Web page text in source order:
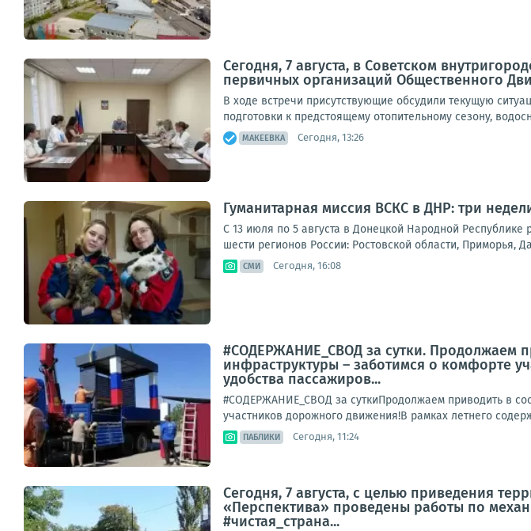
Сегодня, 7 августа, в Советском
первичных организаций Общественного
В ходе встречи присутствующие обсудили текущую
подготовки к предстоящему отопительному сезону,
МАКЕЕВКА Сегодня, 13:26
Гуманитарная миссия ВСКС в ДНР: три
С 13 июля по 5 августа в Донецкой Народной Республике
шести регионов России: Ростовской области, Приморья,
СМИ Сегодня, 16:08
#СОДЕРЖАНИЕ_СВОД за сутки. Продолжаем
инфраструктуры – заботимся о комфорте
удобства пассажиров...
#СОДЕРЖАНИЕ_СВОД за суткиПродолжаем приводить в
участников дорожного движения!В рамках летнего
ПАБЛИКИ Сегодня, 11:24
Сегодня, 7 августа, с целью приведения
«Перспектива» проведены работы по
#чистая_страна...